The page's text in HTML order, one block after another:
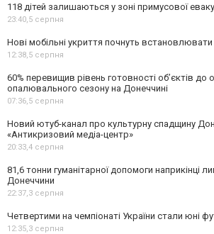
118 дітей залишаються у зоні примусової
23:40,5 серпня
Нові мобільні укриття почнуть встановлювати
12:38,5 серпня
60% перевищив рівень готовності об’єктів до
опалювального сезону на Донеччині
07:36,5 серпня
Новий ютуб-канал про культурну спадщину
«Антикризовий медіа-центр»
20:33,4 серпня
81,6 тонни гуманітарної допомоги наприкінці
Донеччини
22:37,3 серпня
Четвертими на чемпіонаті України стали юні
12:35,3 серпня